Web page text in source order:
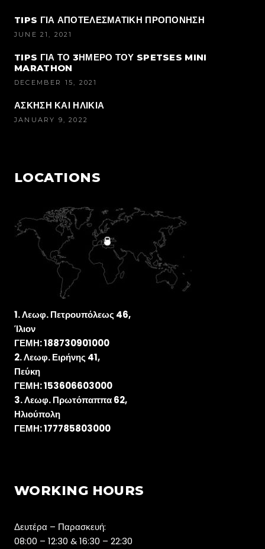
TIPS ΓΙΑ ΑΠΟΤΕΛΕΣΜΑΤΙΚΗ ΠΡΟΠΟΝΗΣΗ
JUNE 21, 2021
TIPS ΓΙΑ ΤΟ 3ΗΜΕΡΟ ΤΟΥ SPETSES MINI
MARATHON
DECEMBER 15, 2021
ΑΣΚΗΣΗ ΚΑΙ ΗΛΙΚΙΑ
JANUARY 9, 2022
LOCATIONS
Λεωφ. Πετρουπόλεως 46,
Ίλιον
ΓΕΜΗ: 188730901000
Λεωφ. Ειρήνης 41,
Πεύκη
ΓΕΜΗ: 153606603000
Λεωφ. Πρωτόπαππα 62,
Ηλιούπολη
ΓΕΜΗ: 177785803000
WORKING HOURS
Δευτέρα – Παρασκευή:
08:00 – 12:30 & 16:30 – 22:30